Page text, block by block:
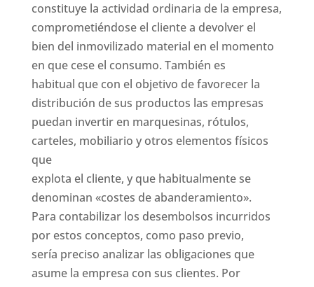
constituye la actividad ordinaria de la empresa,
comprometiéndose el cliente a devolver el
bien del inmovilizado material en el momento
en que cese el consumo. También es
habitual que con el objetivo de favorecer la
distribución de sus productos las empresas
puedan invertir en marquesinas, rótulos,
carteles, mobiliario y otros elementos físicos
que
explota el cliente, y que habitualmente se
denominan «costes de abanderamiento».
Para contabilizar los desembolsos incurridos
por estos conceptos, como paso previo,
sería preciso analizar las obligaciones que
asume la empresa con sus clientes. Por